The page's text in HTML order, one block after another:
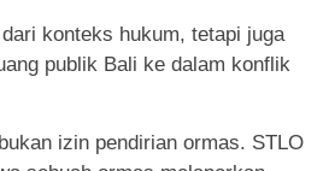
konteks hukum, tetapi juga
publik Bali ke dalam konflik
izin pendirian ormas. STLO